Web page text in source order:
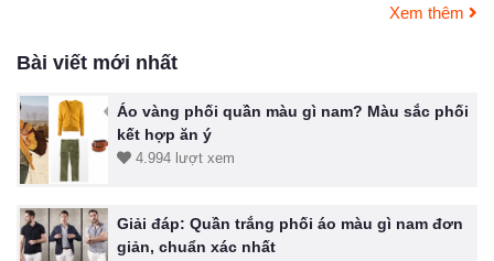
Xem thêm
Bài viết mới nhất
Áo vàng phối quần màu gì nam? Màu sắc phối
kết hợp ăn ý
4.994 lượt xem
Giải đáp: Quần trắng phối áo màu gì nam đơn
giản, chuẩn xác nhất